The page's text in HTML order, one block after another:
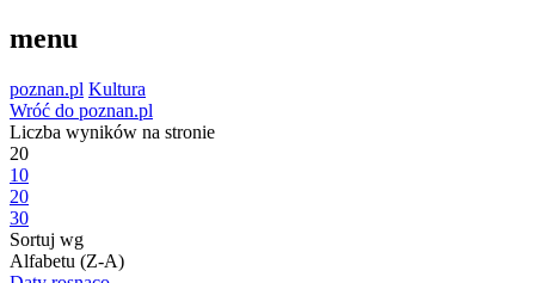
menu
poznan.pl Kultura
Wróć do poznan.pl
Liczba wyników na stronie
20
10
20
30
Sortuj wg
Alfabetu (Z-A)